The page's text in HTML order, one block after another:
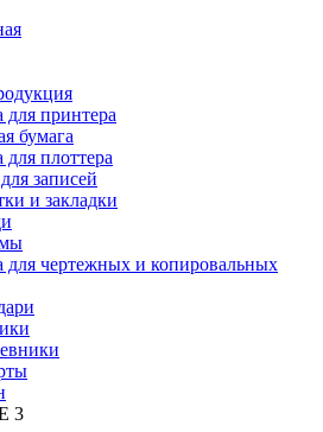
для принтера
бумага
для плоттера
записей
и закладки
для чертежных и копировальных
3